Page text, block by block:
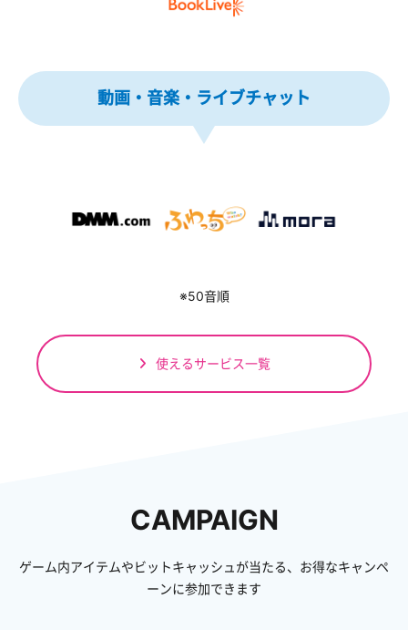
動画・音楽・ライブチャット
※50音順
使えるサービス一覧
CAMPAIGN
ゲーム内アイテムやビットキャッシュが当たる、お得なキャンペ
ーンに参加できます